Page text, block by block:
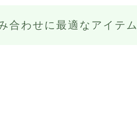
合わせに最適なアイテム